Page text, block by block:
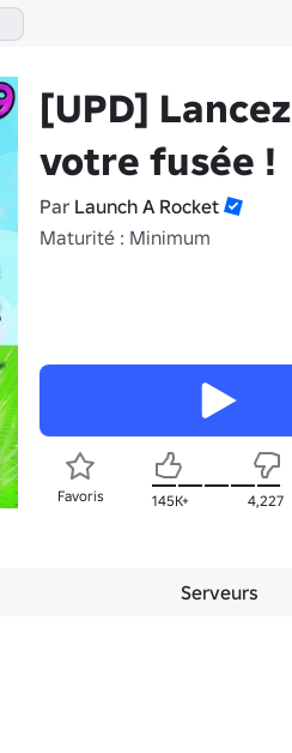
[UPD] Lancez
votre fusée !
Par Launch A Rocket
Maturité : Minimum
Favoris 145K+ 4,227
Serveurs